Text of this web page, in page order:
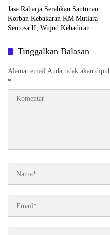
Jasa Raharja Serahkan Santunan
Korban Kebakaran KM Mutiara
Sentosa II, Wujud Kehadiran
Tinggalkan Balasan
Alamat email Anda tidak akan
*